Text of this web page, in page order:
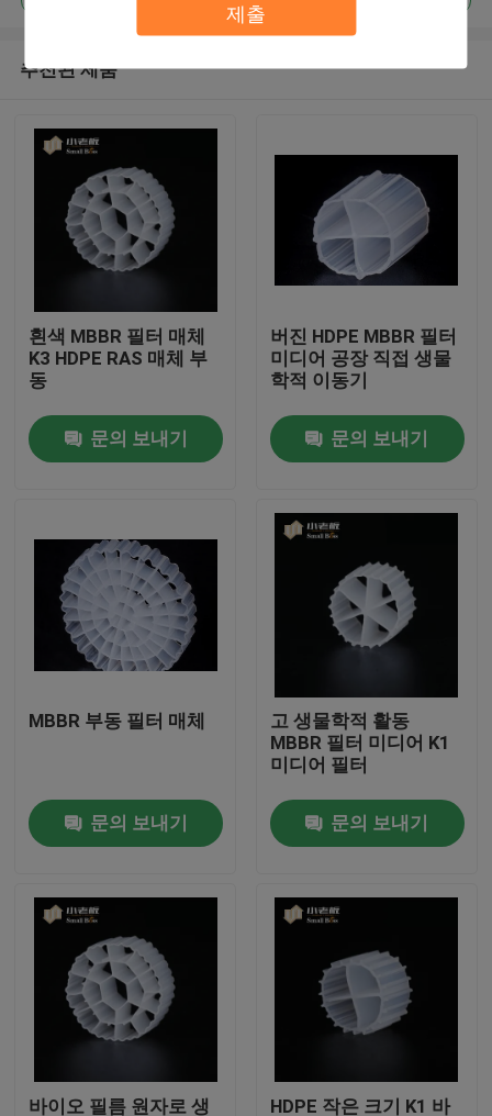
제출
회사 소개
문의하기
블로그
조회를 요청하다
MBBR 필터 미디어
MBBR 전기 매체
추천된 제품
흰색 MBBR 필터 매체
K3 HDPE RAS 매체 부
동
문의 보내기
버진 HDPE MBBR 필터
미디어 공장 직접 생물
학적 이동기
문의 보내기
MBBR 부동 필터 매체
문의 보내기
고 생물학적 활동
MBBR 필터 미디어 K1
미디어 필터
문의 보내기
바이오 필름 원자로 생 HDPE 작은 크기 K1 바